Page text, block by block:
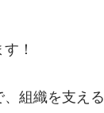
！
組織を支える